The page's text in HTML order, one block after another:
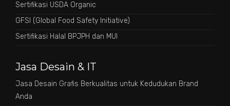
Sertifikasi USDA Organic
GFSI (Global Food Safety Initiative)
Sertifikasi Halal BPJPH dan MUI
Jasa Desain & IT
Jasa Desain Grafis Berkualitas untuk Kedudukan Brand
Anda